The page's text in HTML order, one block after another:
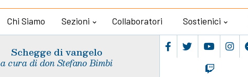
Chi Siamo Sezioni Collaboratori Sostienici
Schegge di vangelo
a cura di don Stefano Bimbi